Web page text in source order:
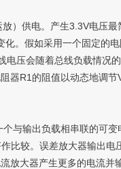
）供电。产生3.3V电压最
化。假如采用一个固定的
压会随着总线负载情况
器R1的阻值以动态地调节
与输出负载相串联的可变
比较。误差放大器输出电
放大器产生更多的电流并